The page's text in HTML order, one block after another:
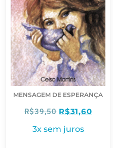
MENSAGEM DE ESPERANÇA
R$39,50 R$31,60
3x sem juros